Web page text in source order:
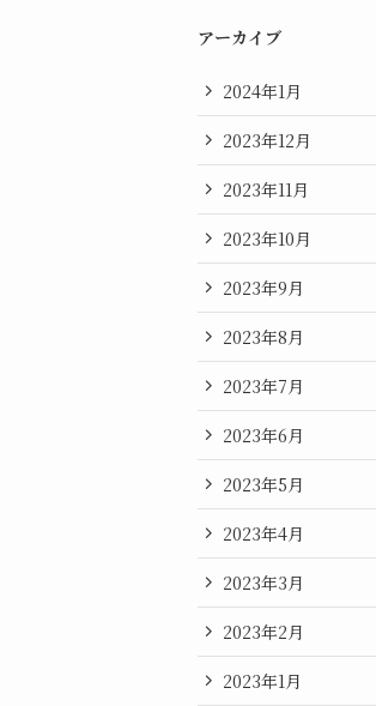
アーカイブ
2024年1月
2023年12月
2023年11月
2023年10月
2023年9月
2023年8月
2023年7月
2023年6月
2023年5月
2023年4月
2023年3月
2023年2月
2023年1月